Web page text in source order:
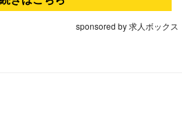
sponsored by 求人ボックス